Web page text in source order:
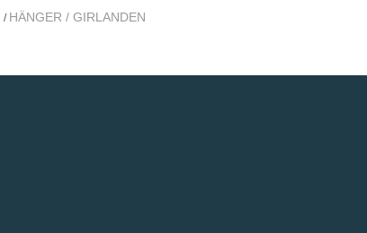
/ HÄNGER / GIRLANDEN